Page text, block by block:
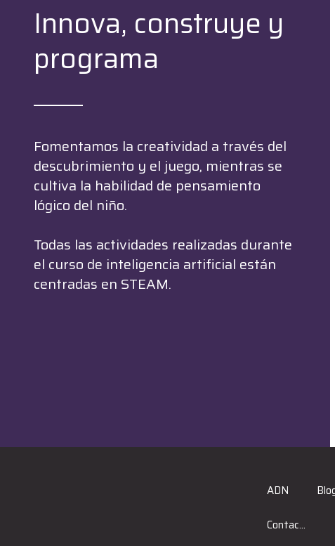
Innova, construye y
programa
Fomentamos la creatividad a través del
descubrimiento y el juego, mientras se
cultiva la habilidad de pensamiento
lógico del niño.
Todas las actividades realizadas durante
el curso de inteligencia artificial están
centradas en STEAM.
ADN
Contacto